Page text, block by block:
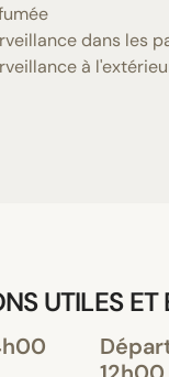
dans les
à
UTILES ET